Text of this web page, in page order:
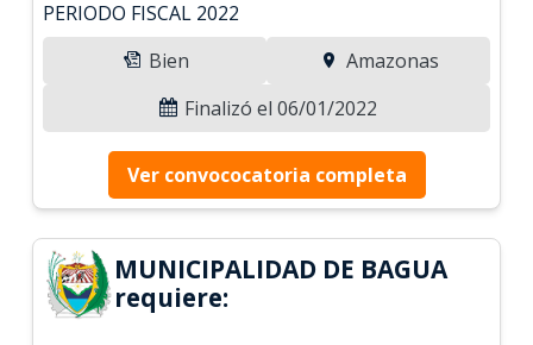
PERIODO FISCAL 2022
Bien
Amazonas
Finalizó el 06/01/2022
Ver convococatoria completa
MUNICIPALIDAD DE BAGUA
requiere: